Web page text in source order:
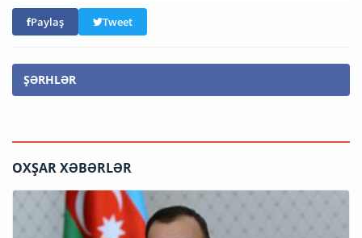
Paylaş Tweet
ŞƏRHLƏR
OXŞAR XƏBƏRLƏR